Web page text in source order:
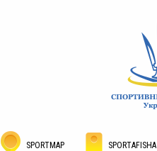
SPORTMAP SPORTAFISHA